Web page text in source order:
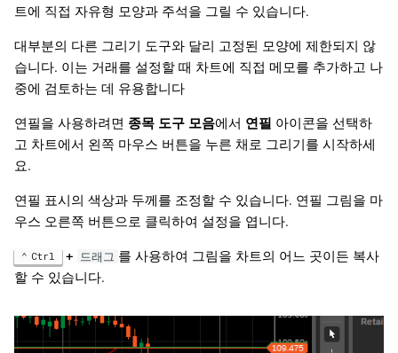
트에 직접 자유형 모양과 주석을 그릴 수 있습니다.
대부분의 다른 그리기 도구와 달리 고정된 모양에 제한되지 않
습니다. 이는 거래를 설정할 때 차트에 직접 메모를 추가하고 나
중에 검토하는 데 유용합니다
연필을 사용하려면 종목 도구 모음에서 연필 아이콘을 선택하
고 차트에서 왼쪽 마우스 버튼을 누른 채로 그리기를 시작하세
요.
연필 표시의 색상과 두께를 조정할 수 있습니다. 연필 그림을 마
우스 오른쪽 버튼으로 클릭하여 설정을 엽니다.
Ctrl + 드래그 를 사용하여 그림을 차트의 어느 곳이든 복사
할 수 있습니다.